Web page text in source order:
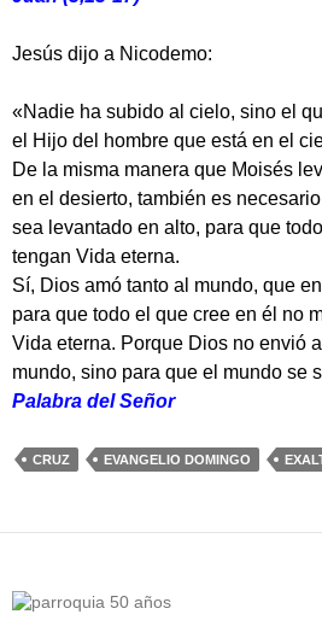
Jesús dijo a Nicodemo:
«Nadie ha subido al cielo, sino el
el Hijo del hombre que está en el
De la misma manera que Moisés
en el desierto, también es
sea levantado en alto, para que
tengan Vida eterna.
Sí, Dios amó tanto al mundo, que
para que todo el que cree en él no
Vida eterna. Porque Dios no envió
mundo, sino para que el mundo se
Palabra del Señor
CRUZ EVANGELIO DOMINGO